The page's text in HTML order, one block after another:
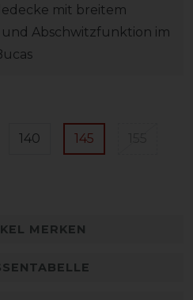
mit breitem
Abschwitzfunktion im
140 145
MERKEN